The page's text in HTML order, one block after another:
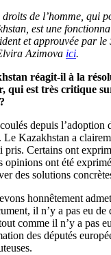
de l’homme, qui
est une
et approuvée par le
Azimova ici.
réagit-il à la
qui est très critique
depuis l’adoption
Le Kazakhstan a
pris. Certains ont
opinions ont été
des solutions
honnêtement
il n’y a pas eu
comme il n’y a pas
des députés